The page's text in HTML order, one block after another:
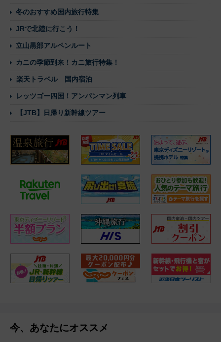
冬のおすすめ国内旅行特集
JRで北陸に行こう！
立山黒部アルペンルート
カニの季節到来！カニ旅行特集！
楽天トラベル 国内宿泊
レッツゴー四国！アンパンマン列車
【JTB】日帰り新幹線ツアー
今、あなたにオススメ